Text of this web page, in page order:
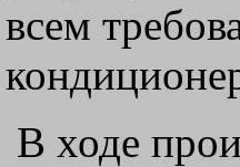
всем
В ходе